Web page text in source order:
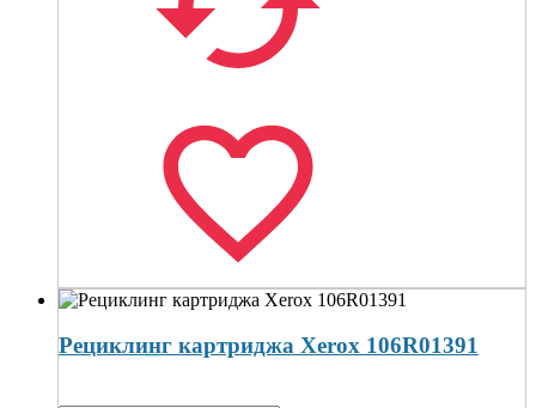
Рециклинг картриджа Xerox 106R01391